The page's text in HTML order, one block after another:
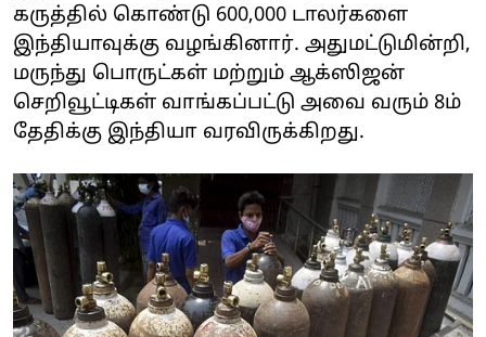
கருத்தில் கொண்டு 600,000 டாலர்களை
இந்தியாவுக்கு வழங்கினார். அதுமட்டுமின்றி,
மருந்து பொருட்கள் மற்றும் ஆக்ஸிஜன்
செறிவூட்டிகள் வாங்கப்பட்டு அவை வரும் 8ம்
தேதிக்கு இந்தியா வரவிருக்கிறது.